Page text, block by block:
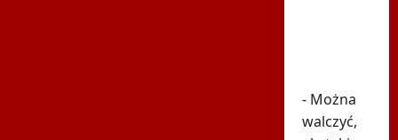
- Można
walczyć,